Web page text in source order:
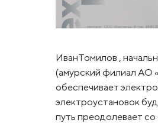
ИванТомилов ,
(амурский филиал АО
обеспечивает
электроустановок
путь преодолевает